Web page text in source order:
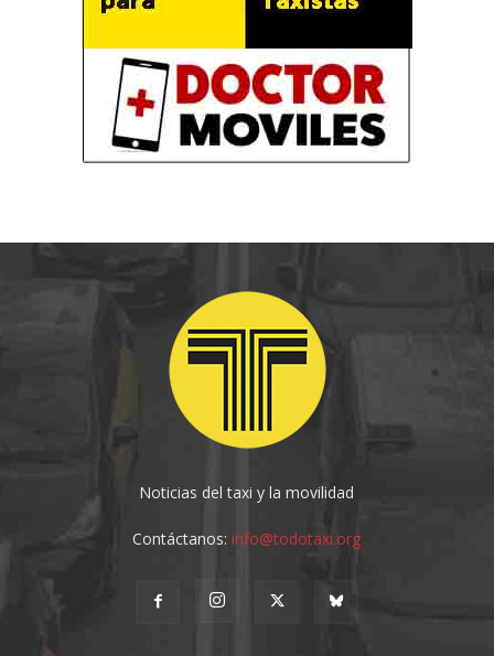
Noticias del taxi y la movilidad
Contáctanos:info@todotaxi.org